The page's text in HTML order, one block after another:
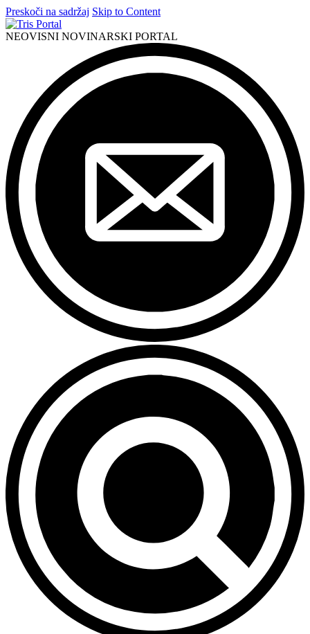
Preskoči na sadržaj Skip to Content
NEOVISNI NOVINARSKI PORTAL